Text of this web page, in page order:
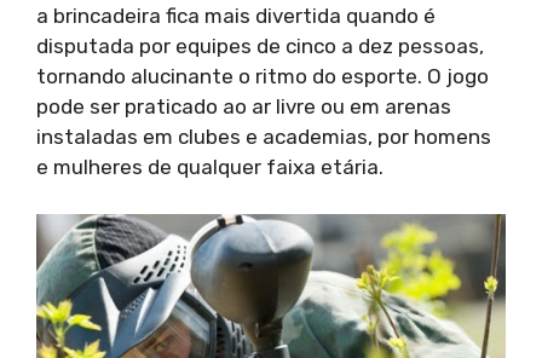
a brincadeira fica mais divertida quando é
disputada por equipes de cinco a dez pessoas,
tornando alucinante o ritmo do esporte. O jogo
pode ser praticado ao ar livre ou em arenas
instaladas em clubes e academias, por homens
e mulheres de qualquer faixa etária.